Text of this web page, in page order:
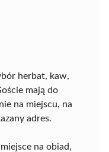
herbat, kaw,
mają do
na miejscu, na
adres.
na obiad,